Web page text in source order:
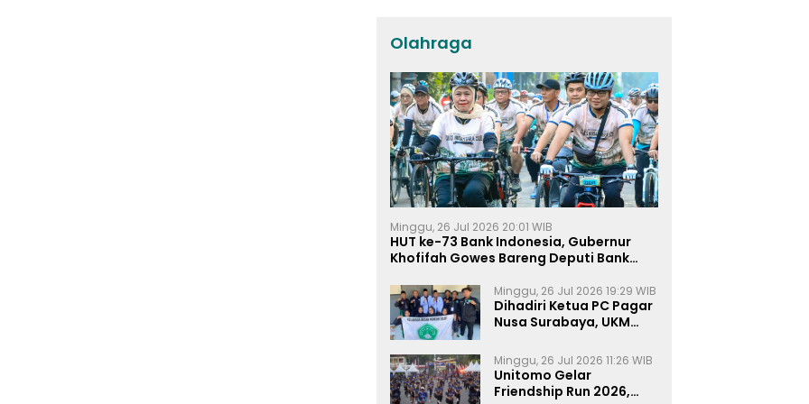
Olahraga
Minggu, 26 Jul 2026 20:01 WIB
HUT ke-73 Bank Indonesia, Gubernur
Khofifah Gowes Bareng Deputi Bank
Minggu, 26 Jul 2026 19:29 WIB
Dihadiri Ketua PC Pagar
Nusa Surabaya, UKM
Sahkan Anggota Baru
Minggu, 26 Jul 2026 11:26 WIB
Unitomo Gelar
Friendship Run 2026,